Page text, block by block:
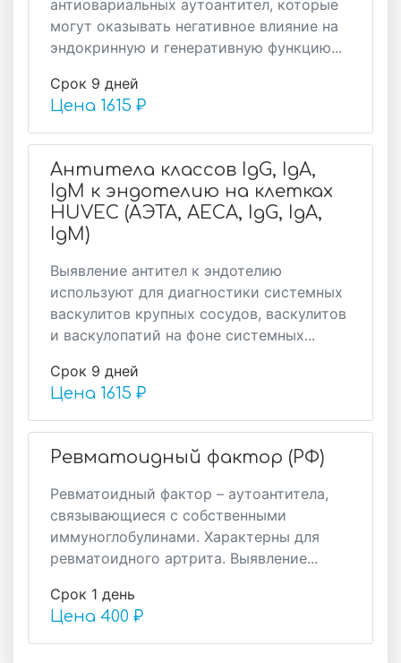
антиовариальных аутоантител, которые
могут оказывать негативное влияние на
эндокринную и генеративную функцию...
Срок 9 дней
Цена 1615 ₽
Антитела классов IgG, IgA,
IgM к эндотелию на клетках
HUVEC (АЭТА, AECA, IgG, IgA,
IgM)
Выявление антител к эндотелию
используют для диагностики системных
васкулитов крупных сосудов, васкулитов
и васкулопатий на фоне системных...
Срок 9 дней
Цена 1615 ₽
Ревматоидный фактор (РФ)
Ревматоидный фактор – аутоантитела,
связывающиеся с собственными
иммуноглобулинами. Характерны для
ревматоидного артрита. Выявление...
Срок 1 день
Цена 400 ₽